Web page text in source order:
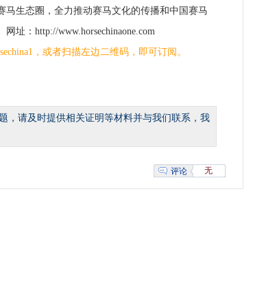
马生态圈，全力推动赛马文化的传播和中国赛马
网址：http://www.horsechinaone.com
，或者扫描左边二维码，即可订阅。
，请及时提供相关证明等材料并与我们联系，我
评论 无